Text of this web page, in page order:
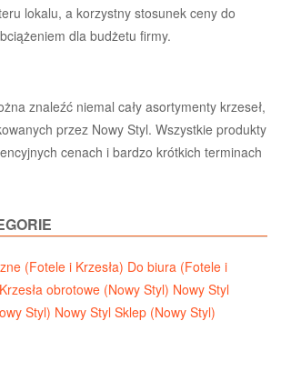
lokalu, a korzystny stosunek ceny do
dla budżetu firmy.
znaleźć niemal cały asortymenty krzeseł,
przez Nowy Styl. Wszystkie produkty
cenach i bardzo krótkich terminach
(Fotele i Krzesła) Do biura (Fotele i
obrotowe (Nowy Styl) Nowy Styl
Styl) Nowy Styl Sklep (Nowy Styl)